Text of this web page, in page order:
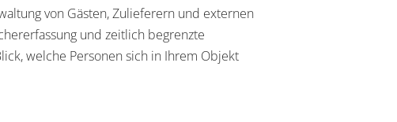
von Gästen, Zulieferern und externen
und zeitlich begrenzte
welche Personen sich in Ihrem Objekt